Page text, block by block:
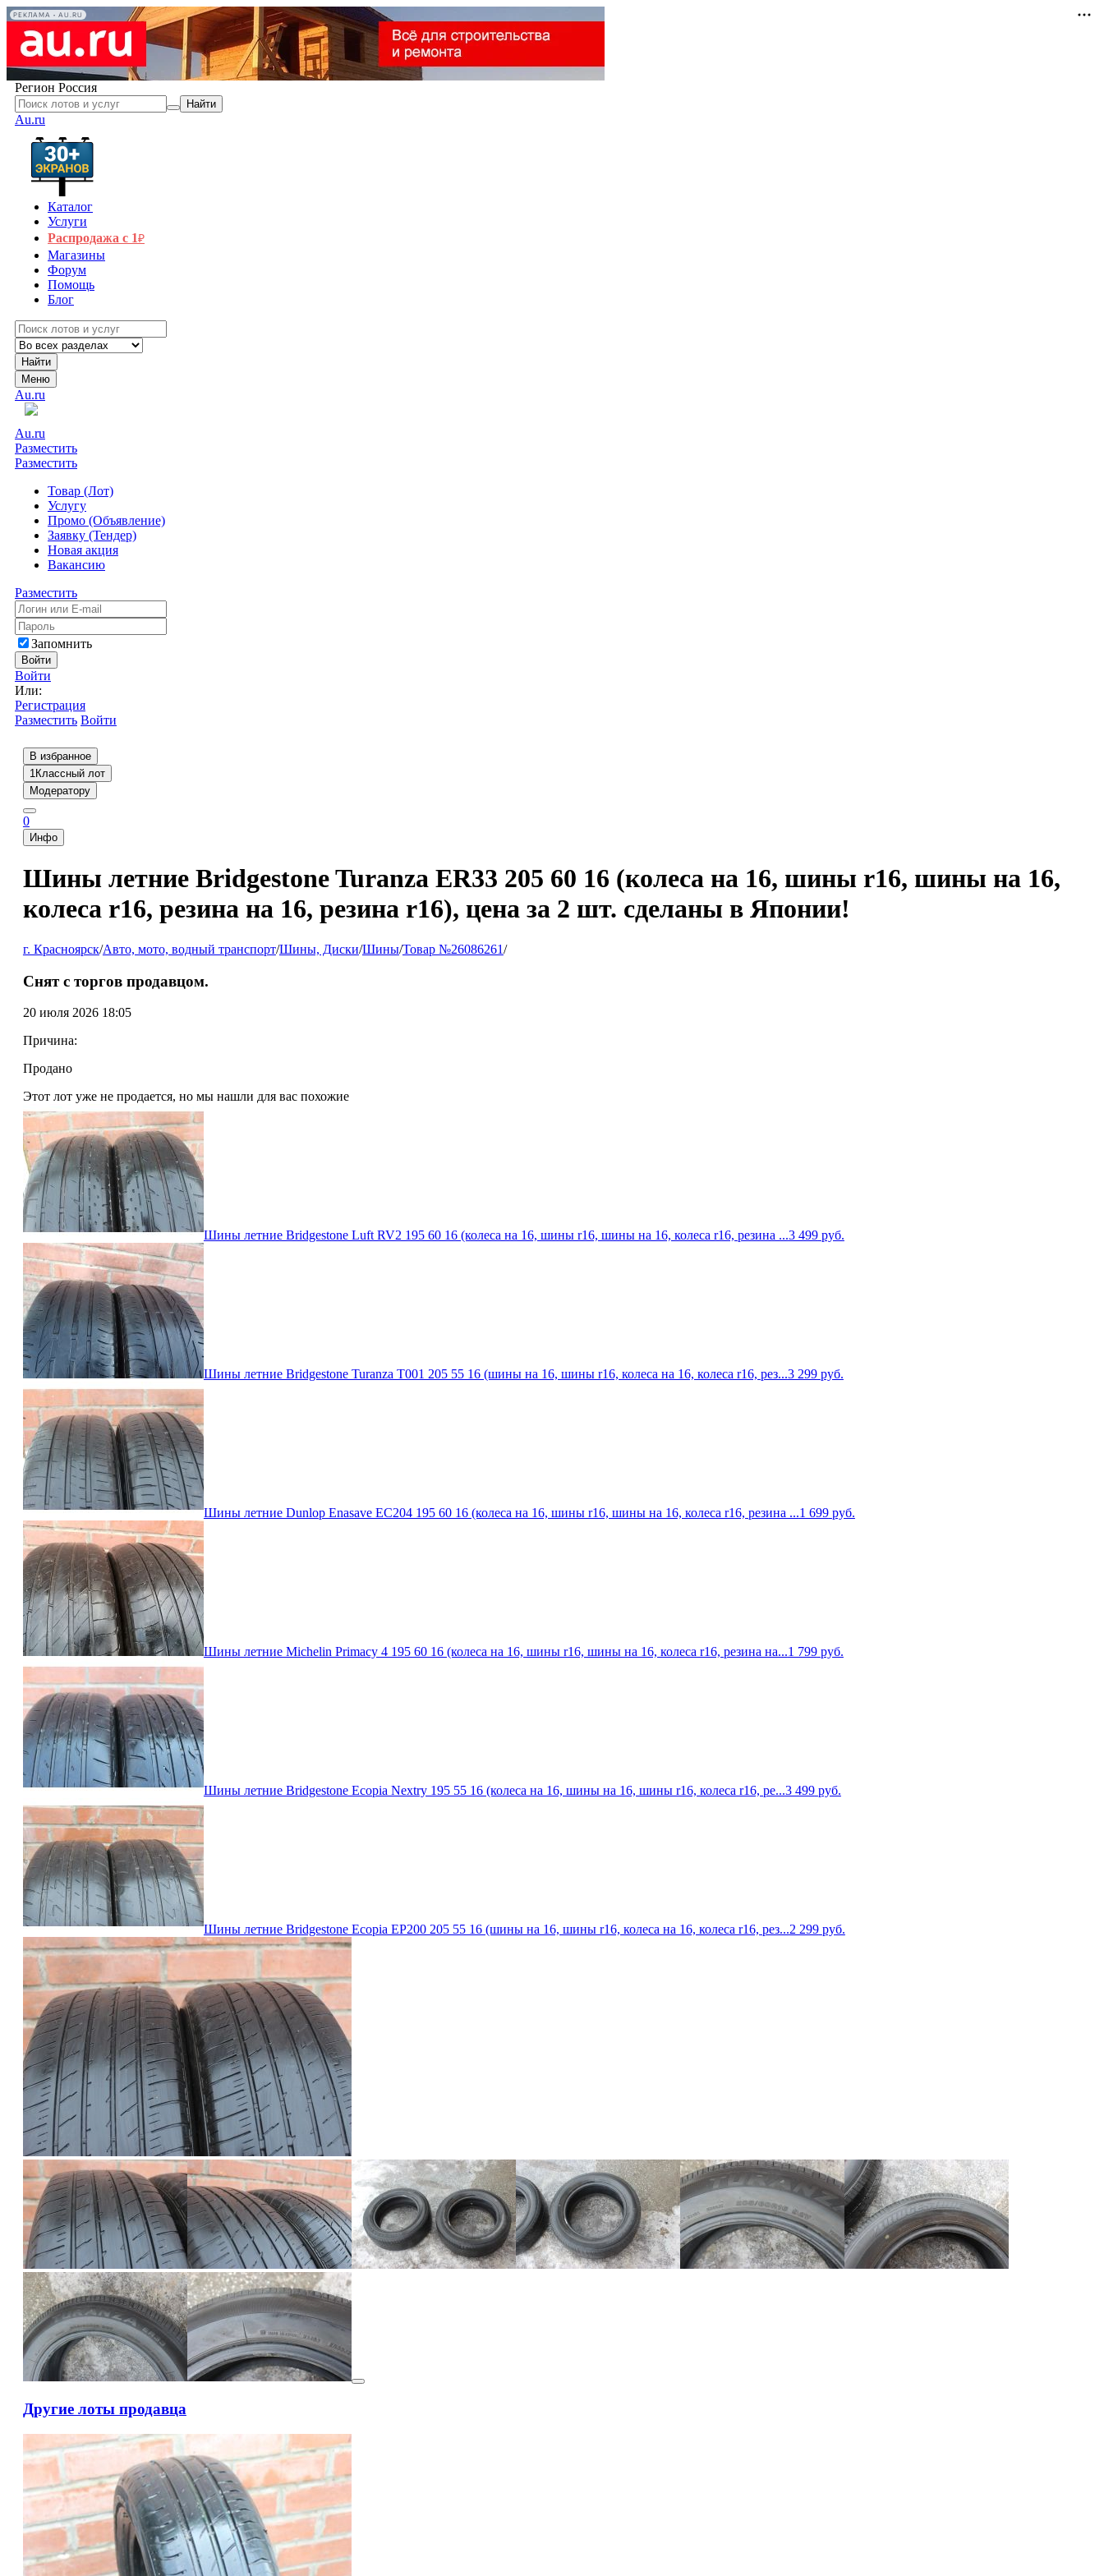
РЕКЛАМА • AU.RU
Регион Россия
Найти
Au.ru
Каталог
Услуги
Распродажа с 1₽
Магазины
Форум
Помощь
Блог
Найти
Меню
Au.ru
Au.ru
Разместить
Разместить
Товар (Лот)
Услугу
Промо (Объявление)
Заявку (Тендер)
Новая акция
Вакансию
Разместить
Запомнить
Войти
Войти
Или:
Регистрация
Разместить Войти
В избранное
1Классный лот
Модератору
0
Инфо
Шины летние Bridgestone Turanza ER33 205 60 16 (колеса на 16, шины r16, шины на 16,
колеса r16, резина на 16, резина r16), цена за 2 шт. сделаны в Японии!
г. Красноярск/Авто, мото, водный транспорт/Шины, Диски/Шины/Товар №26086261/
Снят с торгов продавцом.
20 июля 2026 18:05
Причина:
Продано
Этот лот уже не продается, но мы нашли для вас похожие
Шины летние Bridgestone Luft RV2 195 60 16 (колеса на 16, шины r16, шины на 16, колеса r16, резина ...3 499 руб.
Шины летние Bridgestone Turanza T001 205 55 16 (шины на 16, шины r16, колеса на 16, колеса r16, рез...3 299 руб.
Шины летние Dunlop Enasave EC204 195 60 16 (колеса на 16, шины r16, шины на 16, колеса r16, резина ...1 699 руб.
Шины летние Michelin Primacy 4 195 60 16 (колеса на 16, шины r16, шины на 16, колеса r16, резина на...1 799 руб.
Шины летние Bridgestone Ecopia Nextry 195 55 16 (колеса на 16, шины на 16, шины r16, колеса r16, ре...3 499 руб.
Шины летние Bridgestone Ecopia EP200 205 55 16 (шины на 16, шины r16, колеса на 16, колеса r16, рез...2 299 руб.
Другие лоты продавца